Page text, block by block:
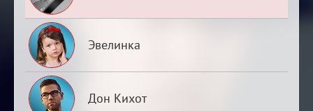
Эвелинка
Дон Кихот